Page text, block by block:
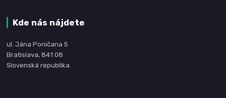
Kde nás nájdete
ul. Jána Poničana 5
Bratislava, 841 08
Slovenská republika